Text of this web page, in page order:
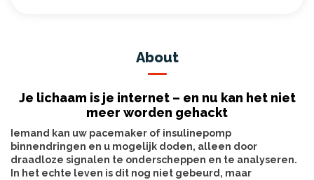
About
Je lichaam is je internet – en nu kan het niet
meer worden gehackt
Iemand kan uw pacemaker of insulinepomp
binnendringen en u mogelijk doden, alleen door
draadloze signalen te onderscheppen en te analyseren.
In het echte leven is dit nog niet gebeurd, maar